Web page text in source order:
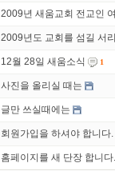
2009년 새움교회 전교인
2009년도 교회를 섬길 서
12월 28일 새움소식 1
사진을 올리실 때는
글만 쓰실때에는
회원가입을 하셔야 합니다.
홈페이지를 새 단장 합니다.